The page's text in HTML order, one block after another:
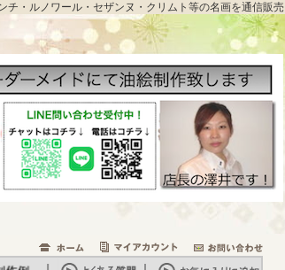
・ルノワール・セザンヌ・クリムト等の名画を通信販売